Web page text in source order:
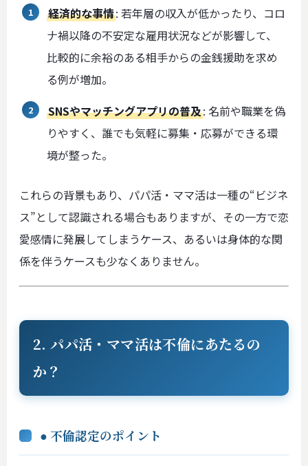
経済的な事情: 若年層の収入が低かったり、コロ
ナ禍以降の不安定な雇用状況などが影響して、
比較的に余裕のある相手からの金銭援助を求め
る例が増加。
SNSやマッチングアプリの普及: 名前や職業を偽
りやすく、誰でも気軽に募集・応募ができる環
境が整った。
これらの背景もあり、パパ活・ママ活は一種の“ビジネ
ス”として認識される場合もありますが、その一方で恋
愛感情に発展してしまうケース、あるいは身体的な関
係を伴うケースも少なくありません。
2. パパ活・ママ活は不倫にあたるの
か？
● 不倫認定のポイント